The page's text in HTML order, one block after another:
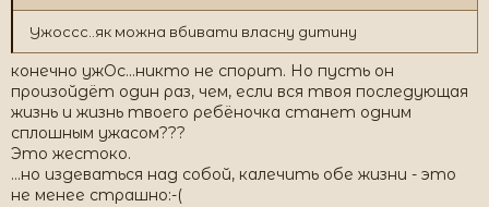
Ужоссс..як можна вбивати власну дитину
конечно ужОс...никто не спорит. Но пусть он
произойдёт один раз, чем, если вся твоя последующая
жизнь и жизнь твоего ребёночка станет одним
сплошным ужасом???
Это жестоко.
...но издеваться над собой, калечить обе жизни - это
не менее страшно:-(